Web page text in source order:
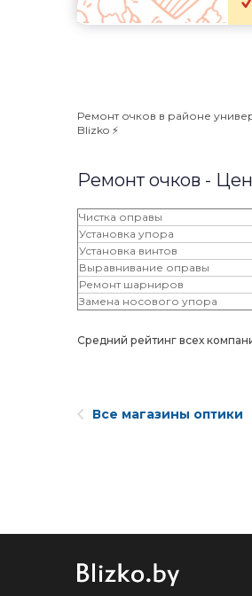
Ремонт очков в районе
Blizko ⚡️
Ремонт очков -
Чистка оправы
Установка упора
Установка винтов
Выравнивание оправы
Ремонт шарниров
Замена носового упора
Средний рейтинг всех
Все магазины оптики